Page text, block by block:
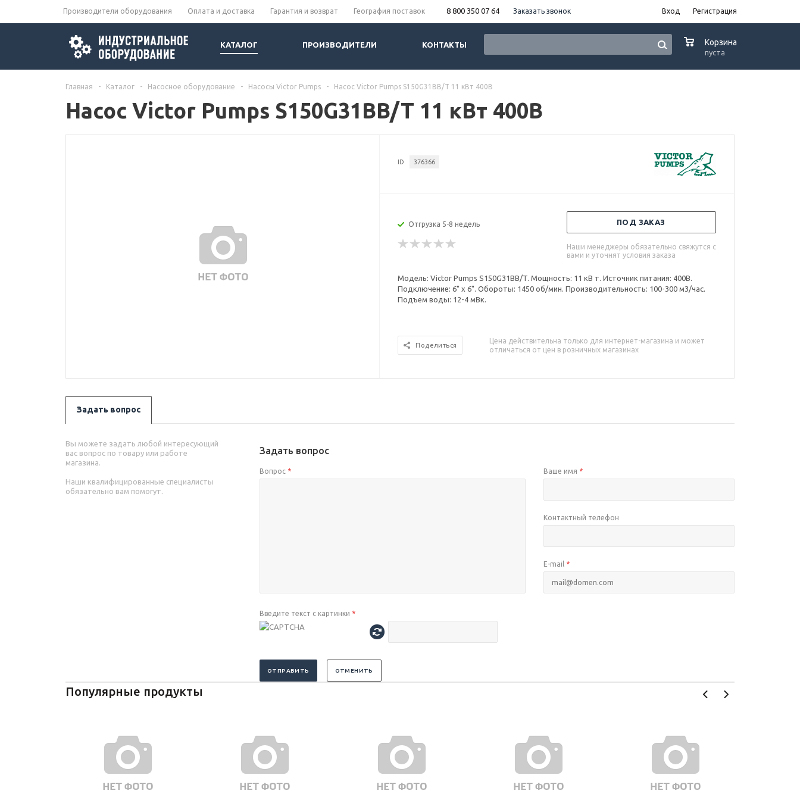
Производители оборудования Оплата и доставка Гарантия и возврат География поставок 8 800 350 07 64 Заказать звонок Вход Регистрация
КАТАЛОГ ПРОИЗВОДИТЕЛИ КОНТАКТЫ Корзина
пуста
Главная - Каталог - Насосное оборудование - Насосы Victor Pumps - Насос Victor Pumps S150G31BB/T 11 кВт 400В
Насос Victor Pumps S150G31BB/T 11 кВт 400В
ID 376366
Отгрузка 5-8 недель ПОД ЗАКАЗ
Наши менеджеры обязательно свяжутся с
вами и уточнят условия заказа
Модель: Victor Pumps S150G31BB/T. Мощность: 11 кВ т. Источник питания: 400В.
Подключение: 6" x 6". Обороты: 1450 об/мин. Производительность: 100-300 м3/час.
Подъем воды: 12-4 мВк.
Поделиться
Цена действительна только для интернет-магазина и может
отличаться от цен в розничных магазинах
Задать вопрос
Вы можете задать любой интересующий
вас вопрос по товару или работе
магазина.
Наши квалифицированные специалисты
обязательно вам помогут.
Задать вопрос
Вопрос * Ваше имя *
Контактный телефон
E-mail *
Введите текст с картинки *
ОТПРАВИТЬ ОТМЕНИТЬ
Популярные продукты